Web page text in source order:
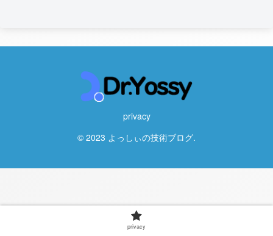
privacy
© 2023 よっしぃの技術ブログ.
privacy